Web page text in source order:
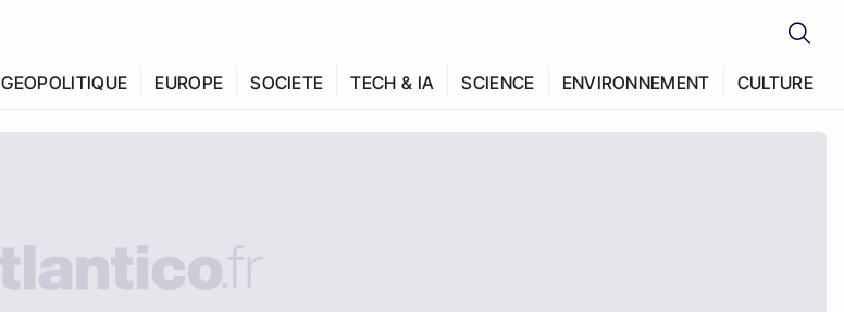
GEOPOLITIQUE EUROPE SOCIETE TECH & IA SCIENCE ENVIRONNEMENT CULTURE